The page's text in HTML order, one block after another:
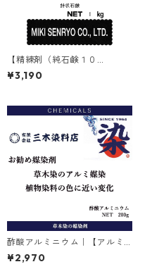
【精練剤（純石鹸１０
０％）】｜1kg｜針状石鹸（マ
ルセル石鹸）
¥3,190
酢酸アルミニウム｜【アルミ
媒染剤】｜200g
¥2,970